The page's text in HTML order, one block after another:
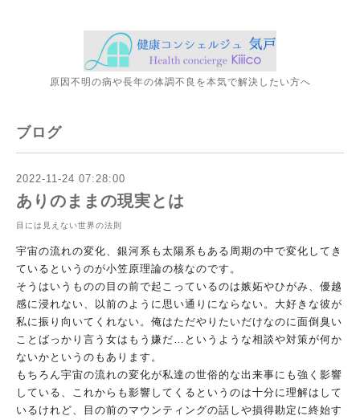
原因不明の病や長年の体調不良を本気で解決したい方へ
ブログ
2022-11-24 07:28:00
ありのままの現実とは
目には見えない世界の法則
宇宙の流れの変化、銀河系も太陽系もある周期の中で変化してき
て いるというのが小笠原理論の核なのです。
そうはいうものの目の前で起こっているのは嫉妬やひがみ、優越
感に浸れない、以前のように思い通りにならない。大好きな彼が
私に 振り向いてくれない。俺はただやりたいだけなのに面倒臭い
ことば っかり言う女はもう嫌だ…
というような相談や対策が何か
ないかというのもあります。
もちろん宇宙の流れの変化が私達の世俗的な出来事にも強く影響
し ている、これからも影響してくるというのは十分に理解はして
いる けれど、目の前のマウンティングの話しや損得勘定に終始す